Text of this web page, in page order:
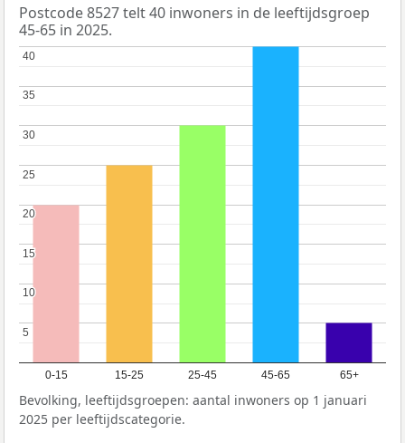
Postcode 8527 telt 40 inwoners in de leeftijdsgroep
45-65 in 2025.
0-15 15-25 25-45 45-65 65+
5
5
10
10
15
15
20
20
25
25
30
30
35
35
40
40
Bevolking, leeftijdsgroepen: aantal inwoners op 1 januari
2025 per leeftijdscategorie.